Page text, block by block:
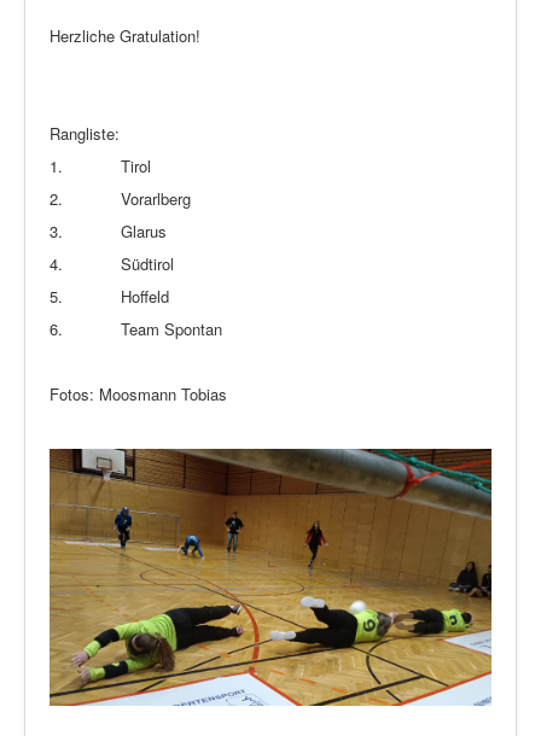
Herzliche Gratulation!
Rangliste:
1. Tirol
2. Vorarlberg
3. Glarus
4. Südtirol
5. Hoffeld
6. Team Spontan
Fotos: Moosmann Tobias